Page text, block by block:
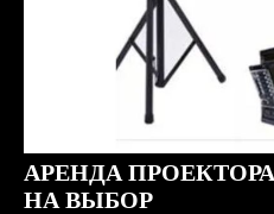
АРЕНДА
НА ВЫБОР